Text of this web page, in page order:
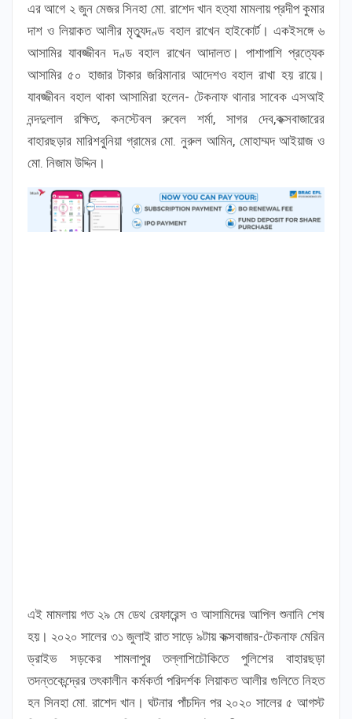
এর আগে ২ জুন মেজর সিনহা মো. রাশেদ খান হত্যা মামলায় প্রদীপ কুমার
দাশ ও লিয়াকত আলীর মৃত্যুদণ্ড বহাল রাখেন হাইকোর্ট। একইসঙ্গে ৬
আসামির যাবজ্জীবন দণ্ড বহাল রাখেন আদালত। পাশাপাশি প্রত্যেক
আসামির ৫০ হাজার টাকার জরিমানার আদেশও বহাল রাখা হয় রায়ে।
যাবজ্জীবন বহাল থাকা আসামিরা হলেন- টেকনাফ থানার সাবেক এসআই
নন্দদুলাল রক্ষিত, কনস্টেবল রুবেল শর্মা, সাগর দেব,কক্সবাজারের
বাহারছড়ার মারিশবুনিয়া গ্রামের মো. নুরুল আমিন, মোহাম্মদ আইয়াজ ও
মো. নিজাম উদ্দিন।
এই মামলায় গত ২৯ মে ডেথ রেফারেন্স ও আসামিদের আপিল শুনানি শেষ
হয়। ২০২০ সালের ৩১ জুলাই রাত সাড়ে ৯টায় কক্সবাজার-টেকনাফ মেরিন
ড্রাইভ সড়কের শামলাপুর তল্লাশিচৌকিতে পুলিশের বাহারছড়া
তদন্তকেন্দ্রের তৎকালীন কর্মকর্তা পরিদর্শক লিয়াকত আলীর গুলিতে নিহত
হন সিনহা মো. রাশেদ খান। ঘটনার পাঁচদিন পর ২০২০ সালের ৫ আগস্ট